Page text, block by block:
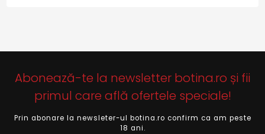
Abonează-te la newsletter botina.ro și fii
primul care află ofertele speciale!
Prin abonare la newsleter-ul botina.ro confirm ca am peste
18 ani.